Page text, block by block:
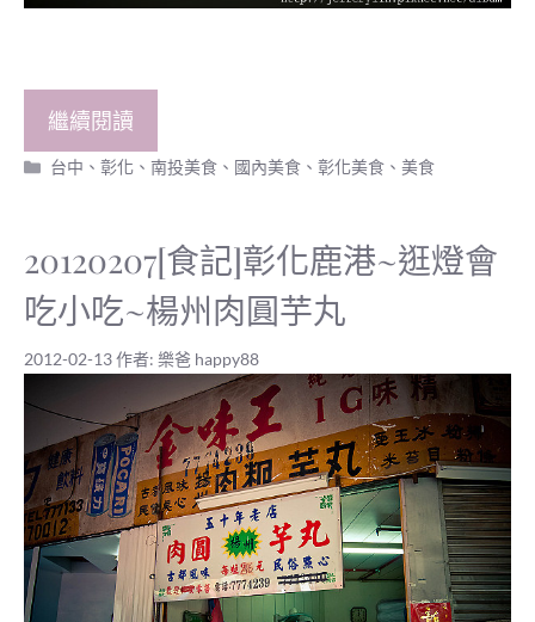
繼續閱讀
分
台中、彰化、南投美食 、 國內美食 、彰化美食 、美食
20120207[食記]彰化鹿港~逛燈會
吃小吃~楊州肉圓芋丸
2012-02-13作者: 樂爸 happy88